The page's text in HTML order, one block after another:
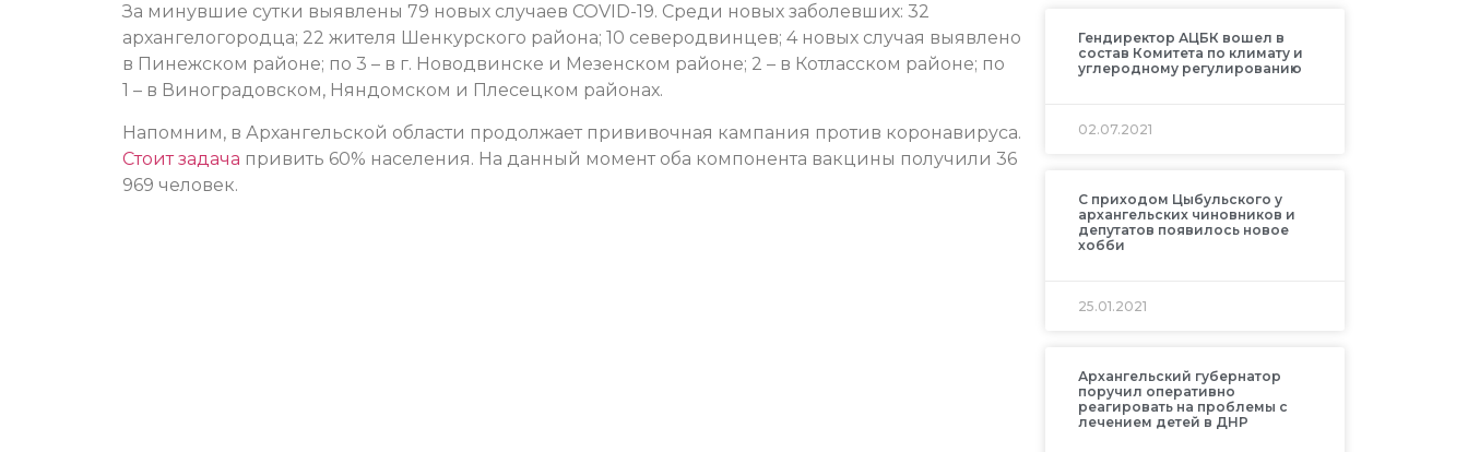
За минувшие сутки выявлены 79 новых случаев COVID-19. Среди новых заболевших: 32
архангелогородца; 22 жителя Шенкурского района; 10 северодвинцев; 4 новых случая выявлено
в Пинежском районе; по 3 – в г. Новодвинске и Мезенском районе; 2 – в Котласском районе; по
1 – в Виноградовском, Няндомском и Плесецком районах.
Напомним, в Архангельской области продолжает прививочная кампания против коронавируса.
Стоит задача привить 60% населения. На данный момент оба компонента вакцины получили 36
969 человек.
Гендиректор АЦБК вошел в
состав Комитета по климату и
углеродному регулированию
02.07.2021
С приходом Цыбульского у
архангельских чиновников и
депутатов появилось новое
хобби
25.01.2021
Архангельский губернатор
поручил оперативно
реагировать на проблемы с
лечением детей в ДНР